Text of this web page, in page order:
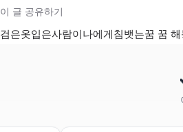
이 글 공유하기
검은옷입은사람이나에게침뱃는꿈 꿈